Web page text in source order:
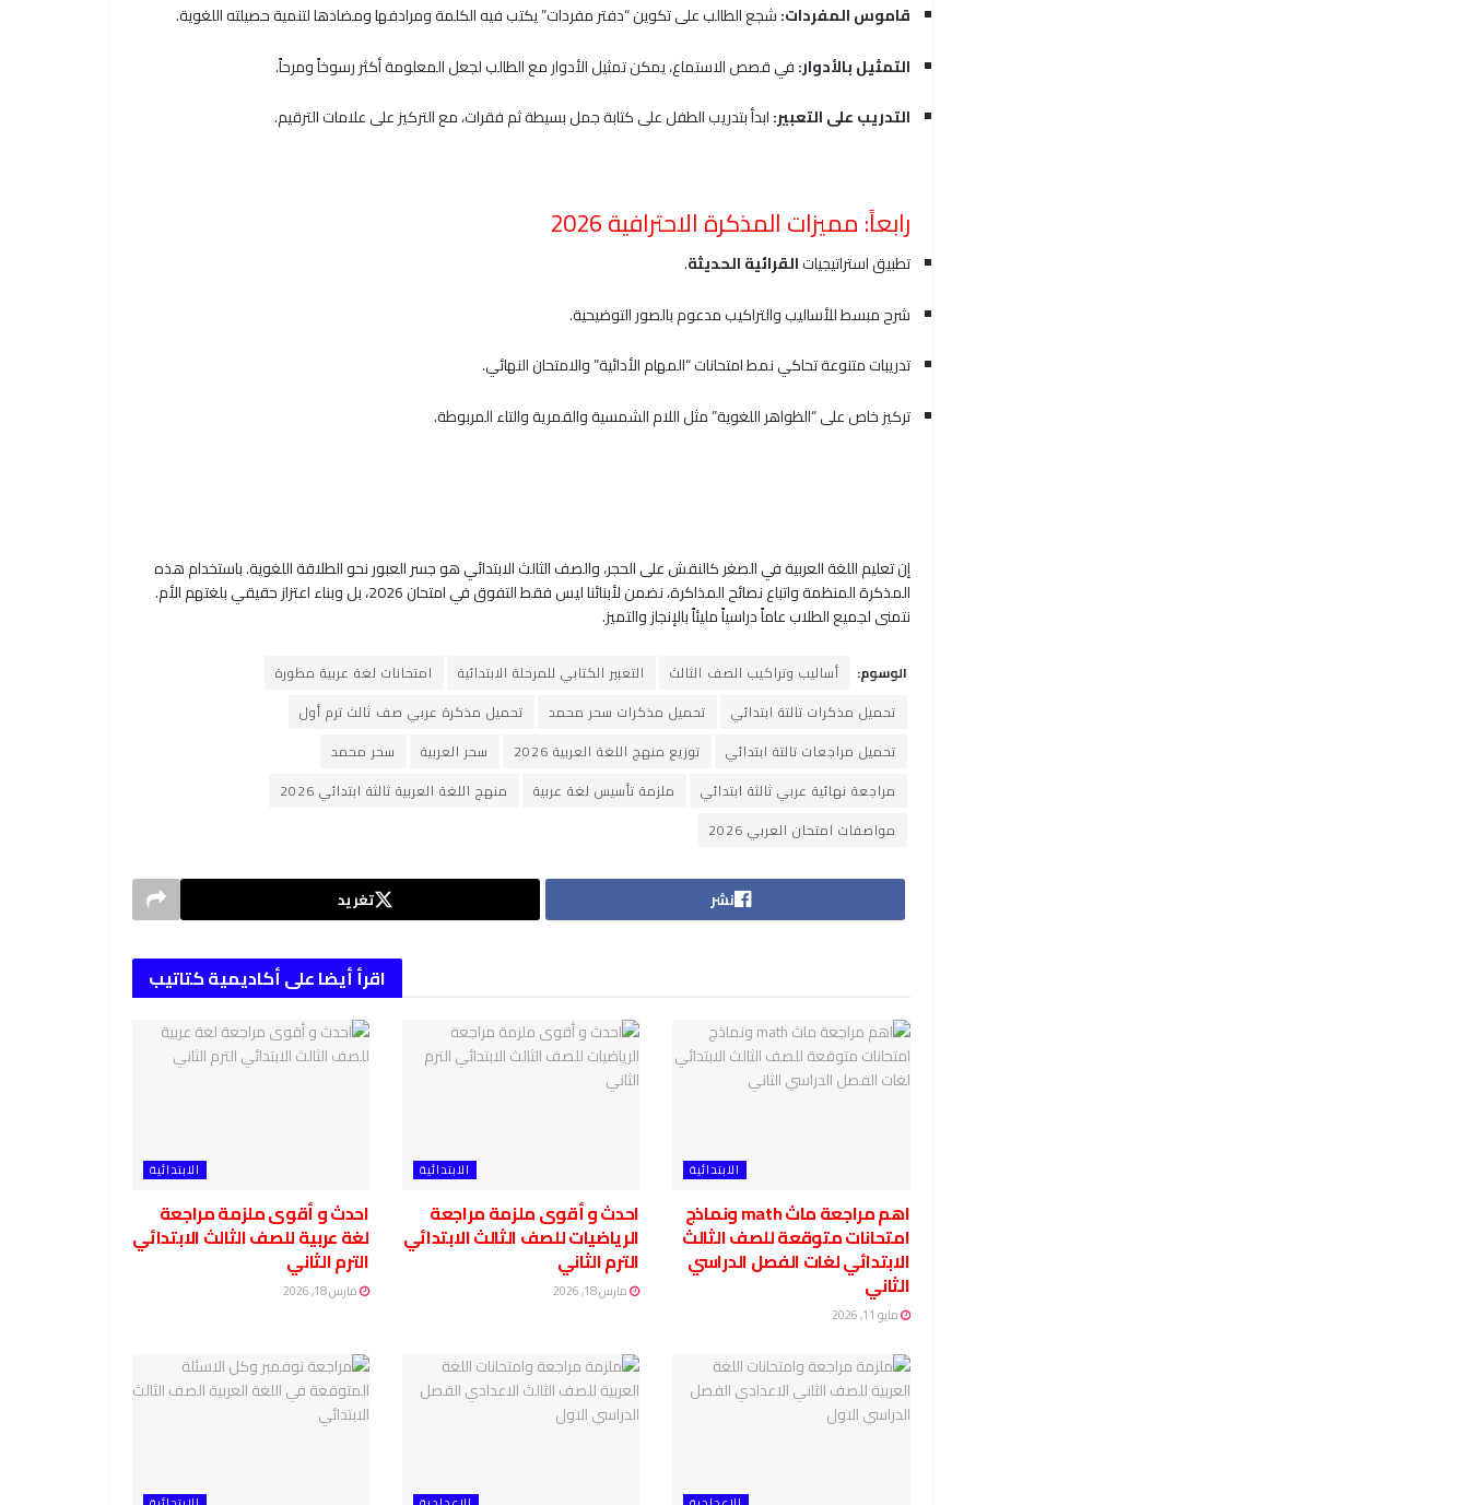
قاموس المفردات:شجع الطالب على تكوين “دفتر مفردات” يكتب فيه الكلمة ومرادفها ومضادها لتنمية حصيلته اللغوية.
التمثيل بالأدوار:في قصص الاستماع، يمكن تمثيل الأدوار مع الطالب لجعل المعلومة أكثر رسوخاً ومرحاً.
التدريب على التعبير:ابدأ بتدريب الطفل على كتابة جمل بسيطة ثم فقرات، مع التركيز على علامات الترقيم.
رابعاً: مميزات المذكرة الاحترافية 2026
تطبيق استراتيجياتالقرائية الحديثة.
شرح مبسط للأساليب والتراكيب مدعوم بالصور التوضيحية.
تدريبات متنوعة تحاكي نمط امتحانات “المهام الأدائية” والامتحان النهائي.
تركيز خاص على “الظواهر اللغوية” مثل اللام الشمسية والقمرية والتاء المربوطة.
إن تعليم اللغة العربية في الصغر كالنقش على الحجر، والصف الثالث الابتدائي هو جسر العبور نحو الطلاقة اللغوية. باستخدام هذه
المذكرة المنظمة واتباع نصائح المذاكرة، نضمن لأبنائنا ليس فقط التفوق في امتحان 2026، بل وبناء اعتزاز حقيقي بلغتهم الأم.
نتمنى لجميع الطلاب عاماً دراسياً مليئاً بالإنجاز والتميز.
الوسوم: أساليب وتراكيب الصف الثالث التعبير الكتابي للمرحلة الابتدائية
امتحانات لغة عربية مطورة
تحميل مذكرات تالتة ابتدائي
تحميل مذكرات سحر محمد
تحميل مذكرة عربي صف ثالث ترم أول
تحميل مراجعات تالتة ابتدائي
توزيع منهج اللغة العربية 2026 سحر العربية
سحر محمد
مراجعة نهائية عربي ثالثة ابتدائي
ملزمة تأسيس لغة عربية
منهج اللغة العربية ثالثة ابتدائي 2026
مواصفات امتحان العربي 2026
نشر تغريد
اقرأ أيضا على أكاديمية كتاتيب
الابتدائية
اهم مراجعة ماث math ونماذج
امتحانات متوقعة للصف الثالث
الابتدائي لغات الفصل الدراسي
الثاني
مايو 11, 2026
الابتدائية
احدث و أقوى ملزمة مراجعة
الرياضيات للصف الثالث الابتدائي
الترم الثاني
مارس 18, 2026
الابتدائية
احدث و أقوى ملزمة مراجعة
لغة عربية للصف الثالث الابتدائي
الترم الثاني
مارس 18, 2026